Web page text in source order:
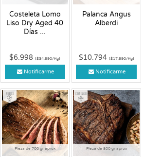
Costeleta Lomo
Liso Dry Aged 40
Días ...
$6.998($34.990/Kg)
Notificarme
Palanca Angus
Alberdi
$10.794 ($17.990/Kg)
Notificarme
Pieza de 700 gr aprox
Fresco
Pieza de 800 gr aprox
Congelado